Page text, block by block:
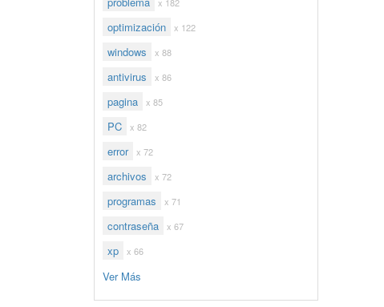
optimización x 122
windows x 88
antivirus x 86
pagina x 85
PC x 82
error x 72
archivos x 72
programas x 71
contraseña x 67
xp x 66
Ver Más